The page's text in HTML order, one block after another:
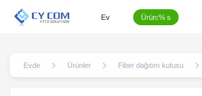
Ev Ürün:% s
Evde Ürünler Fiber dağıtım kutusu